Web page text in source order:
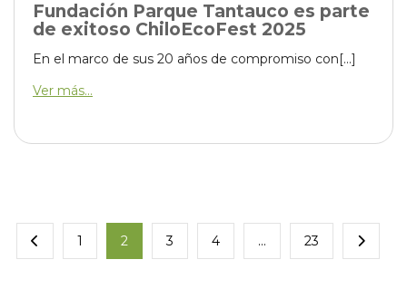
Fundación Parque Tantauco es parte
de exitoso ChiloEcoFest 2025
En el marco de sus 20 años de compromiso con[...]
Ver más...
1 2 3 4 … 23